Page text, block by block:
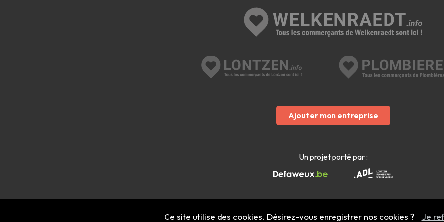
Ajouter mon entreprise
Un projet porté par :
Mentions légales- Copyright 2022 - 2026 welkenraedt.info
Ce site utilise des cookies. Désirez-vous enregistrer nos cookies ? Je